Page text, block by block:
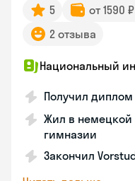
5 от 1590
2 отзыва
Национальный
Получил диплом
Жил в немецкой
гимназии
Закончил